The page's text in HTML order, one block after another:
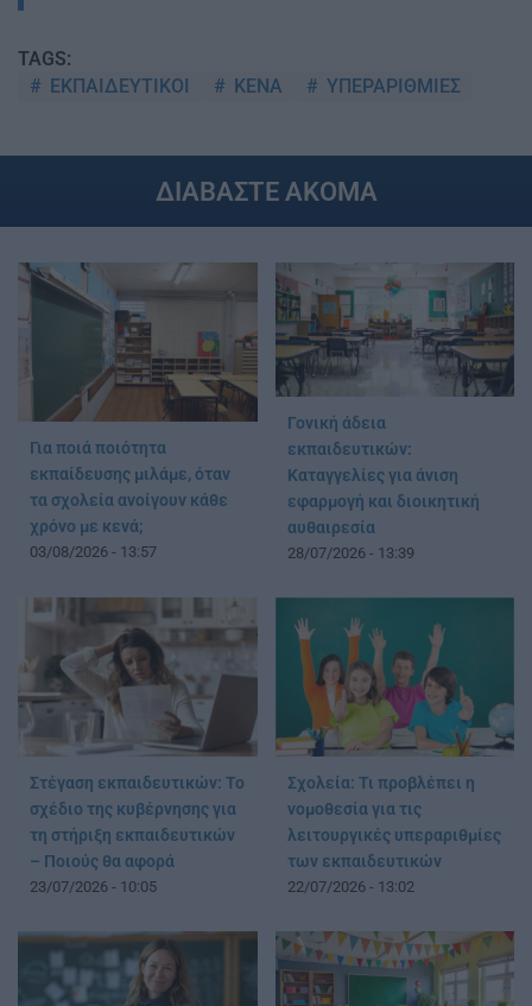
TAGS:
ΕΚΠΑΙΔΕΥΤΙΚΟΙ
ΚΕΝΑ ΥΠΕΡΑΡΙΘΜΙΕΣ
ΔΙΑΒΑΣΤΕ ΑΚΟΜΑ
Για ποιά ποιότητα
εκπαίδευσης μιλάμε, όταν
τα σχολεία ανοίγουν κάθε
χρόνο με κενά;
03/08/2026 - 13:57
Γονική άδεια
εκπαιδευτικών:
Καταγγελίες για άνιση
εφαρμογή και διοικητική
αυθαιρεσία
28/07/2026 - 13:39
Στέγαση εκπαιδευτικών: Το
σχέδιο της κυβέρνησης για
τη στήριξη εκπαιδευτικών
– Ποιούς θα αφορά
23/07/2026 - 10:05
Σχολεία: Τι προβλέπει η
νομοθεσία για τις
λειτουργικές υπεραριθμίες
των εκπαιδευτικών
22/07/2026 - 13:02